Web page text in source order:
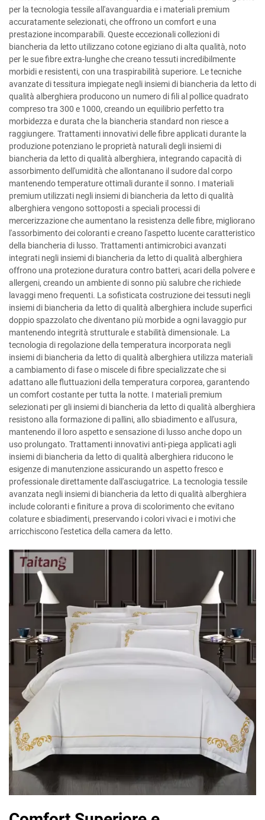
per la tecnologia tessile all'avanguardia e i materiali premium
accuratamente selezionati, che offrono un comfort e una
prestazione incomparabili. Queste eccezionali collezioni di
biancheria da letto utilizzano cotone egiziano di alta qualità, noto
per le sue fibre extra-lunghe che creano tessuti incredibilmente
morbidi e resistenti, con una traspirabilità superiore. Le tecniche
avanzate di tessitura impiegate negli insiemi di biancheria da letto di
qualità alberghiera producono un numero di fili al pollice quadrato
compreso tra 300 e 1000, creando un equilibrio perfetto tra
morbidezza e durata che la biancheria standard non riesce a
raggiungere. Trattamenti innovativi delle fibre applicati durante la
produzione potenziano le proprietà naturali degli insiemi di
biancheria da letto di qualità alberghiera, integrando capacità di
assorbimento dell'umidità che allontanano il sudore dal corpo
mantenendo temperature ottimali durante il sonno. I materiali
premium utilizzati negli insiemi di biancheria da letto di qualità
alberghiera vengono sottoposti a speciali processi di
mercerizzazione che aumentano la resistenza delle fibre, migliorano
l'assorbimento dei coloranti e creano l'aspetto lucente caratteristico
della biancheria di lusso. Trattamenti antimicrobici avanzati
integrati negli insiemi di biancheria da letto di qualità alberghiera
offrono una protezione duratura contro batteri, acari della polvere e
allergeni, creando un ambiente di sonno più salubre che richiede
lavaggi meno frequenti. La sofisticata costruzione dei tessuti negli
insiemi di biancheria da letto di qualità alberghiera include superfici
doppio spazzolato che diventano più morbide a ogni lavaggio pur
mantenendo integrità strutturale e stabilità dimensionale. La
tecnologia di regolazione della temperatura incorporata negli
insiemi di biancheria da letto di qualità alberghiera utilizza materiali
a cambiamento di fase o miscele di fibre specializzate che si
adattano alle fluttuazioni della temperatura corporea, garantendo
un comfort costante per tutta la notte. I materiali premium
selezionati per gli insiemi di biancheria da letto di qualità alberghiera
resistono alla formazione di pallini, allo sbiadimento e all'usura,
mantenendo il loro aspetto e sensazione di lusso anche dopo un
uso prolungato. Trattamenti innovativi anti-piega applicati agli
insiemi di biancheria da letto di qualità alberghiera riducono le
esigenze di manutenzione assicurando un aspetto fresco e
professionale direttamente dall'asciugatrice. La tecnologia tessile
avanzata negli insiemi di biancheria da letto di qualità alberghiera
include coloranti e finiture a prova di scolorimento che evitano
colature e sbiadimenti, preservando i colori vivaci e i motivi che
arricchiscono l'estetica della camera da letto.